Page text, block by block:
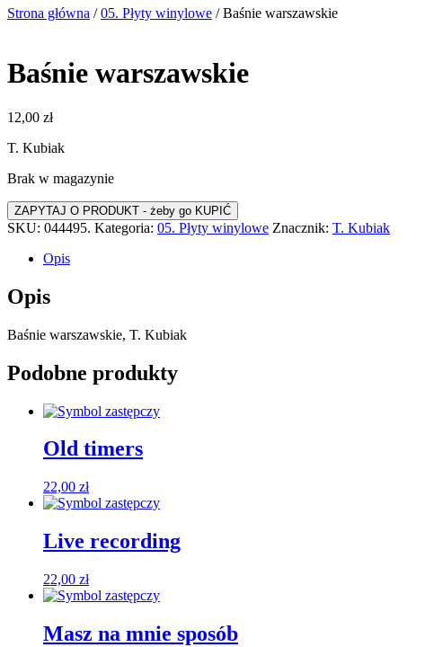
Strona główna /05. Płyty winylowe / Baśnie warszawskie
Baśnie warszawskie
12,00 zł
T. Kubiak
Brak w magazynie
SKU: 044495. Kategoria: 05. Płyty winylowe Znacznik: T. Kubiak
Opis
Opis
Baśnie warszawskie, T. Kubiak
Podobne produkty
Old timers
22,00 zł
Live recording
22,00 zł
Masz na mnie sposób